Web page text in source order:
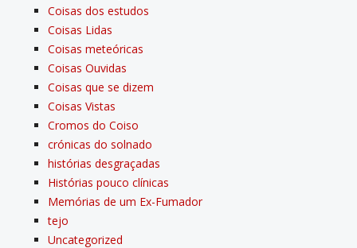
Coisas dos estudos
Coisas Lidas
Coisas meteóricas
Coisas Ouvidas
Coisas que se dizem
Coisas Vistas
Cromos do Coiso
crónicas do solnado
histórias desgraçadas
Histórias pouco clí­nicas
Memórias de um Ex-Fumador
tejo
Uncategorized